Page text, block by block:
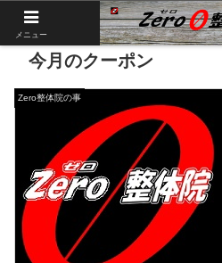
今月のクーポン
Zero整体院の事
メニュー